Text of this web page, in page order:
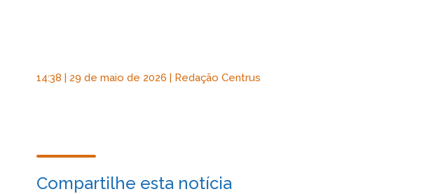
14:38 | 29 de maio de 2026 | Redação Centrus
Compartilhe esta notícia